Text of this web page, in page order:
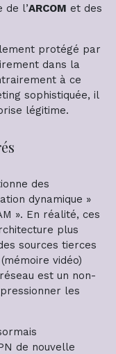
de l’ARCOM et des
protégé par
dans la
à ce
sophistiquée, il
légitime.
des
dynamique »
». En réalité, ces
plus
sources tierces
(mémoire vidéo)
est un non-
les
de nouvelle